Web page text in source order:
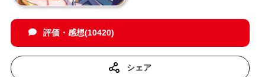
評価・感想(10420)
シェア